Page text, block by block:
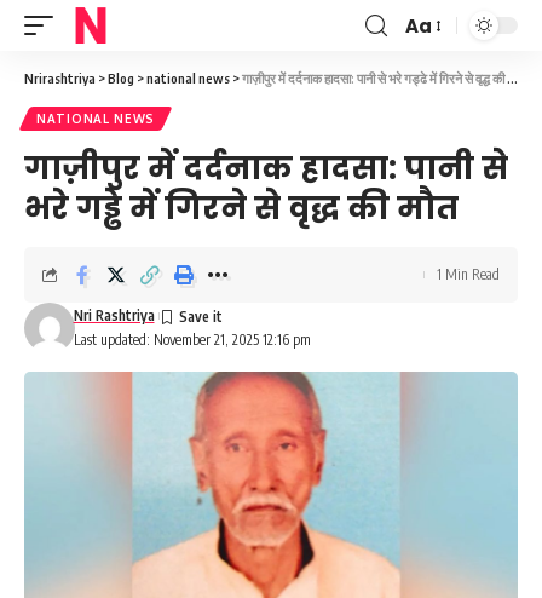
Font
Resizer
Aa
Nrirashtriya >Blog >national news >गाज़ीपुर में दर्दनाक हादसा: पानी से भरे गड्ढे में गिरने से वृद्ध की मौत
NATIONAL NEWS
गाज़ीपुर में दर्दनाक हादसा: पानी से
भरे गड्ढे में गिरने से वृद्ध की मौत
Last updated: November 21, 2025 12:16 pm
Nri Rashtriya
1 Min Read